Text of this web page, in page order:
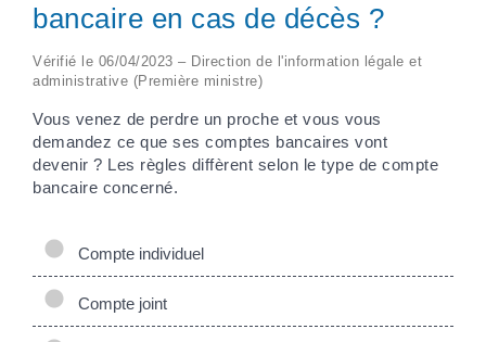
bancaire en cas de décès ?
Vérifié le 06/04/2023 – Direction de l'information légale et
administrative (Première ministre)
Vous venez de perdre un proche et vous vous
demandez ce que ses comptes bancaires vont
devenir ? Les règles diffèrent selon le type de compte
bancaire concerné.
Compte individuel
Compte joint